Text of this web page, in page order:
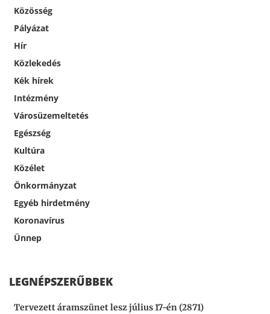
Közösség
Pályázat
Hír
Közlekedés
Kék hírek
Intézmény
Városüzemeltetés
Egészség
Kultúra
Közélet
Önkormányzat
Egyéb hirdetmény
Koronavírus
Ünnep
LEGNÉPSZERŰBBEK
Tervezett áramszünet lesz július 17-én (2871)